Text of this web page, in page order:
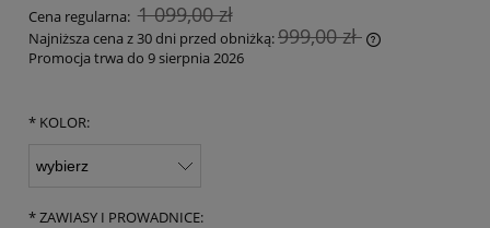
Cena regularna: 1 099,00 zł
Najniższa cena z 30 dni przed obniżką:999,00 zł
Promocja trwa do 9 sierpnia 2026
* KOLOR:
*ZAWIASY I PROWADNICE: